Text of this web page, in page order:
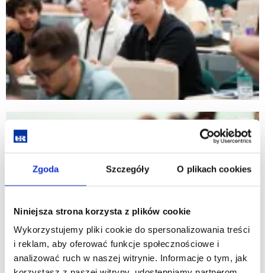
Zgoda Szczegóły O plikach cookies
Niniejsza strona korzysta z plików cookie
Wykorzystujemy pliki cookie do spersonalizowania treści
i reklam, aby oferować funkcje społecznościowe i
analizować ruch w naszej witrynie. Informacje o tym, jak